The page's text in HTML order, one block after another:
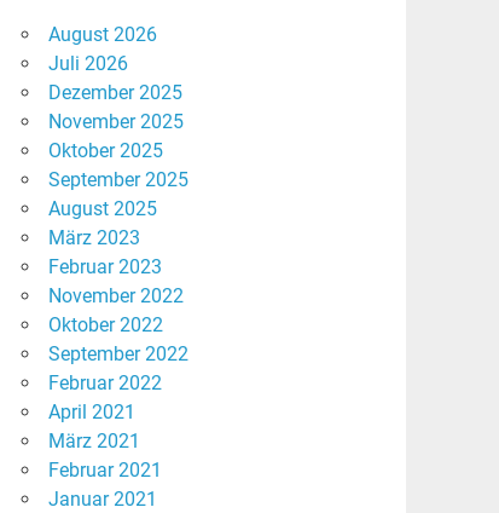
August 2026
Juli 2026
Dezember 2025
November 2025
Oktober 2025
September 2025
August 2025
März 2023
Februar 2023
November 2022
Oktober 2022
September 2022
Februar 2022
April 2021
März 2021
Februar 2021
Januar 2021